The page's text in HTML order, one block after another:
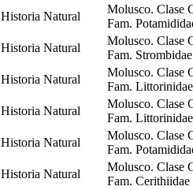
Historia Natural
Molusco. Clase
Fam.
Historia Natural
Molusco. Clase
Fam.
Historia Natural
Molusco. Clase
Fam.
Historia Natural
Molusco. Clase
Fam.
Historia Natural
Molusco. Clase
Fam.
Historia Natural
Molusco. Clase
Fam.